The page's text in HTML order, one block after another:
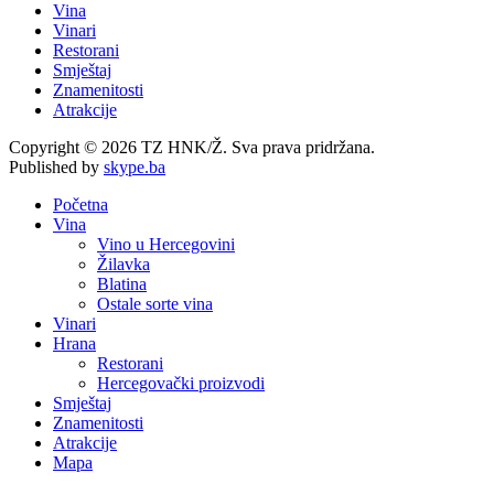
Vina
Vinari
Restorani
Smještaj
Znamenitosti
Atrakcije
Copyright © 2026 TZ HNK/Ž. Sva prava pridržana.
Published by skype.ba
Početna
Vina
Vino u Hercegovini
Žilavka
Blatina
Ostale sorte vina
Vinari
Hrana
Restorani
Hercegovački proizvodi
Smještaj
Znamenitosti
Atrakcije
Mapa